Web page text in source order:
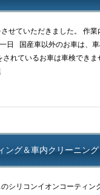
させていただきました。
国産車以外のお車は、車
されているお車は車検でき
グ＆車内クリーニング
シリコンイオンコーティン